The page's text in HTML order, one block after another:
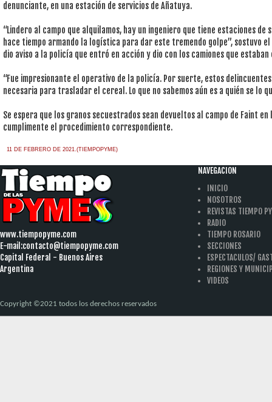
denunciante, en una estación de servicios de Añatuya.
“Lindero al campo que alquilamos, hay un ingeniero que tiene estaciones de
hace tiempo armando la logística para dar este tremendo golpe”, sostuvo
dio aviso a la policía que entró en acción y dio con los camiones que
“Fue impresionante el operativo de la policía. Por suerte, estos
necesaria para trasladar el cereal. Lo que no sabemos aún es a quién se lo
Se espera que los granos secuestrados sean devueltos al campo de Faint en
cumplimente el procedimiento correspondiente.
11 DE FEBRERO DE 2021.(TIEMPOPYME)
www.tiempopyme.com
E-mail:contacto@tiempopyme.com
Capital Federal - Buenos Aires
Argentina
NAVEGACION
INICIO
NOSOTROS
REVISTAS TIEMPO
RADIO
TIEMPO ROSARIO
SECCIONES
ESPECTACULOS/
REGIONES Y
VIDEOS
Copyright ©2021 todos los derechos reservados